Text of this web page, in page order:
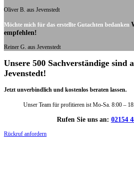
Oliver B. aus Jevenstedt
Möchte mich für das erstellte Gutachten bedanken
empfehlen!
Reiner G. aus Jevenstedt
Unsere 500 Sachverständige sind
Jevenstedt!
Jetzt unverbindlich und kostenlos beraten lassen.
Unser Team für profitieren ist Mo-Sa. 8:00 –
Rufen Sie uns an: 02154
Rückruf anfordern